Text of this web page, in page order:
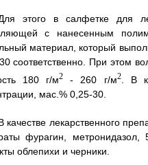
этого в салфетке для
с нанесенным
материал, который
соответственно. При этом
180 г/м2 - 260 г/м2. В
мас.% 0,25-30.
качестве лекарственного
фурагин, метронидазол,
облепихи и черники.